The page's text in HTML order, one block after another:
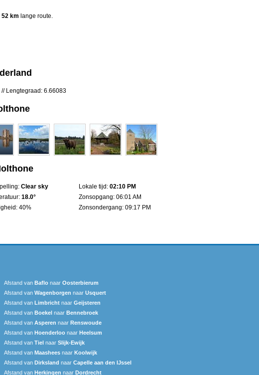
52 km lange route.
Lengtegraad: 6.66083
Clear sky
18.0°
40%
Lokale tijd: 02:10 PM
Zonsopgang: 06:01 AM
Zonsondergang: 09:17 PM
Afstand van Baflo naar Oosterbierum
Afstand van Wagenborgen naar Usquert
Afstand van Limbricht naar Geijsteren
Afstand van Boekel naar Bennebroek
Afstand van Asperen naar Renswoude
Afstand van Hoenderloo naar Heelsum
Afstand van Tiel naar Slijk-Ewijk
Afstand van Maashees naar Koolwijk
Afstand van Dirksland naar Capelle aan den IJssel
Afstand van Herkingen naar Dordrecht